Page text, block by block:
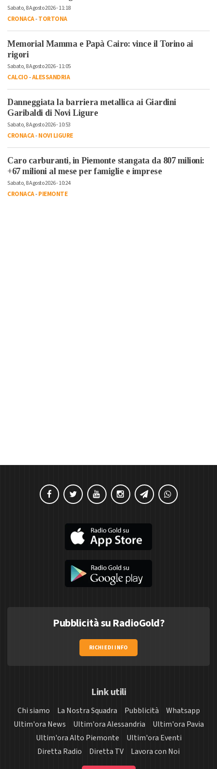
Sabato, 8 Agosto 2026 - 11:18
CRONACA-TORTONA
Memorial Mamma e Papà Cairo: vince il Torino ai
rigori
Sabato, 8 Agosto 2026 - 11:05
CALCIO-ALESSANDRIA
Danneggiata la barriera metallica ai Giardini
Garibaldi di Novi Ligure
Sabato, 8 Agosto 2026 - 10:53
CRONACA-NOVI LIGURE
Caro carburanti, in Piemonte stangata da 807 milioni:
+67 milioni al mese per famiglie e imprese
Sabato, 8 Agosto 2026 - 10:24
CRONACA-PIEMONTE
Pubblicità su RadioGold?
RICHIEDI INFO
Link utili
Chi siamo La Nostra Squadra Pubblicità
Whatsapp
Ultim'ora News
Ultim'ora Alessandria
Ultim'ora Pavia
Ultim'ora Alto Piemonte
Ultim'ora Eventi
Diretta Radio
Diretta TV Lavora con Noi